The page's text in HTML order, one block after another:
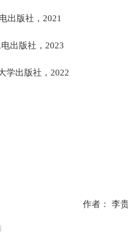
出版社，2021
出版社，2023
学出版社，2022
作者： 李